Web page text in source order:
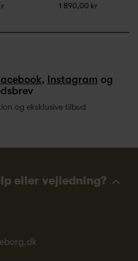
1 890,00 kr
, Instagram og
og eksklusive tilbud
eller vejledning?